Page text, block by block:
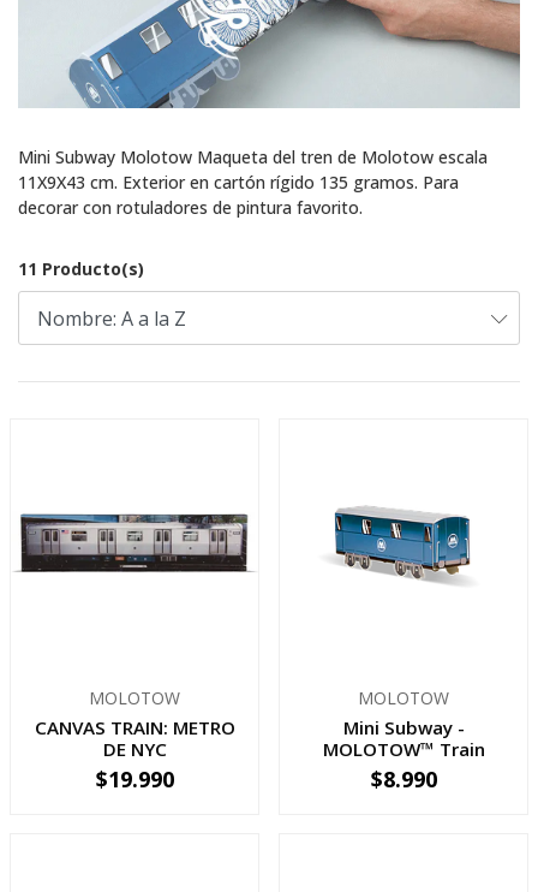
Mini Subway Molotow Maqueta del tren de Molotow escala
11X9X43 cm. Exterior en cartón rígido 135 gramos. Para
decorar con rotuladores de pintura favorito.
11 Producto(s)
MOLOTOW
CANVAS TRAIN: METRO
DE NYC
+
$19.990
MOLOTOW
Mini Subway -
MOLOTOW™ Train
pequeño
+
$8.990